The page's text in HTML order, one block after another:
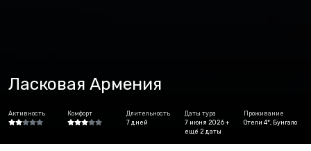
Ласковая Армения
Активность Комфорт
Длительность
7 дней
Даты тура
7 июня 2026 +
ещё 2 даты
Проживание
Отели 4*, Бунгало